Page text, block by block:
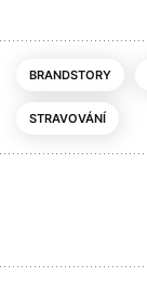
BRANDSTORY
STRAVOVÁNÍ